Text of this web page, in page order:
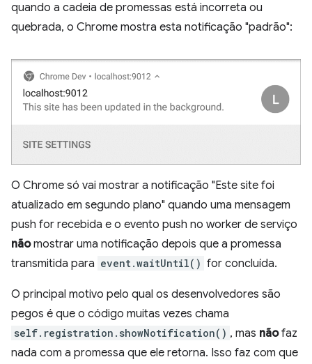
quando a cadeia de promessas está incorreta ou
quebrada, o Chrome mostra esta notificação "padrão":
O Chrome só vai mostrar a notificação "Este site foi
atualizado em segundo plano" quando uma mensagem
push for recebida e o evento push no worker de serviço
nãomostrar uma notificação depois que a promessa
transmitida para event.waitUntil() for concluída.
O principal motivo pelo qual os desenvolvedores são
pegos é que o código muitas vezes chama
self.registration.showNotification() , mas nãofaz
nada com a promessa que ele retorna. Isso faz com que